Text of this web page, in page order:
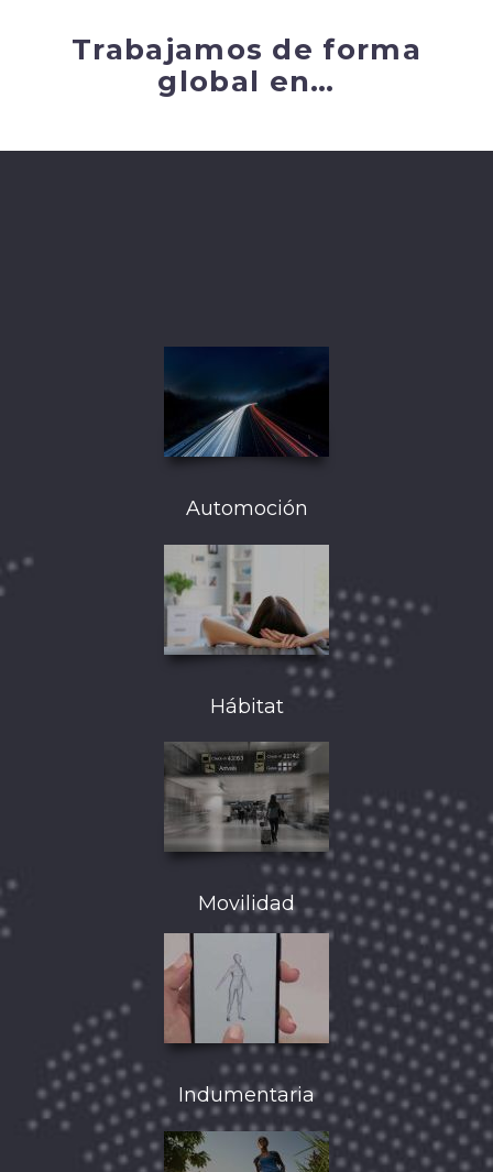
Trabajamos de forma
global en…
Automoción
Hábitat
Movilidad
Indumentaria